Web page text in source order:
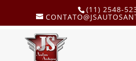
(11) 2548-